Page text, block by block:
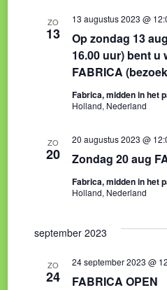
ZO
13
Op zondag 13
16.00 uur) bent u
FABRICA
13 augustus 2023 @
Fabrica, midden in het
Holland, Nederland
ZO
20 Zondag 20 aug
20 augustus 2023 @
Fabrica, midden in het
Holland, Nederland
september 2023
ZO
24 FABRICA OPEN
24 september 2023 @